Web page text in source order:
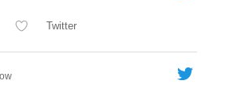
Twitter